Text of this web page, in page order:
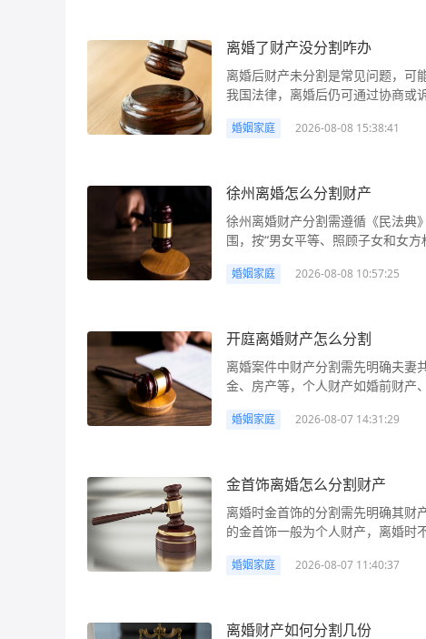
离婚了财产没分割咋办
离婚后财产未分割是常见问题，可
我国法律，离婚后仍可通过协商或
先协商，协商不成及时起诉，以维护自身
离婚后另一方才发现；也可能是离
子：小王和小李协议离婚时，双方
人名义购买但婚后共同还贷的车辆
需要解决“离婚后财产未分割”的
移、变卖、毁损、挥霍夫妻共同财
一方发现的，不仅可以请求分割该
况下，离婚后请求分割未处理的共
示‘财产已分割完毕’，但后来发现
财产是否属于夫妻共同财产。需收
资金来源（是否为共同收入）、财
线索（如银行流水、转账记录、购
根据《民法典》，婚前个人财产、
则属于共同财产，未分割的可要
无果，或对方拒绝分割、否认财产
婚姻家庭 2026-08-08 15:38:41
徐州离婚怎么分割财产
徐州离婚财产分割需遵循《民法典
围，按“男女平等、照顾子女和女
必要时可申请财产保全防止对方转移财产。 徐州离婚怎么分割财产 离婚财产
收益、债务等常见财产类型的分割
了一套房产，首付由小王婚前存款
产？增值部分如何分割？这类问题
法律解析： 夫妻共同财产与个人
婚前财产、一方因受到人身损害获
方专用的生活用品等，属于个人财
是男女平等原则，双方对共同财产
家暴、虐待遗弃家庭成员等过错
方名下的，离婚时可协议处理，协
婚姻家庭 2026-08-08 10:57:25
开庭离婚财产怎么分割
离婚案件中财产分割需先明确夫妻
金、房产等，个人财产如婚前财产
质，协商不成可由法院判决，需注意隐匿、
属。很多朋友会疑问，自己婚前买
小王名下，离婚时小李认为这是共
房资金来源、是否使用共同财产还贷等，来确
确夫妻共同财产与个人财产的界
（一）一方的婚前财产；（二）一
婚姻家庭 2026-08-07 14:31:29
金首饰离婚怎么分割财产
离婚时金首饰的分割需先明确其财
的金首饰一般为个人财产，离婚时
理的金首饰可能认定为个人财产
产。不同来源的金首饰（如婚前个
婚姻家庭 2026-08-07 11:40:37
离婚财产如何分割几份